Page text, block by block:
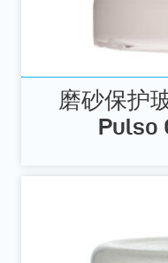
磨砂保护
Pulso